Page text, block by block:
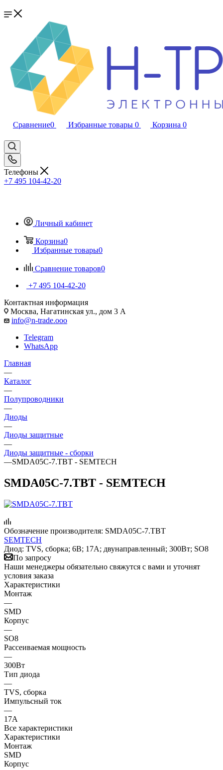
Сравнение0 Избранные товары 0 Корзина 0
Телефоны
+7 495 104-42-20
Личный кабинет
Корзина0
Избранные товары0
Сравнение товаров0
+7 495 104-42-20
Контактная информация
Москва, Нагатинская ул., дом 3 А
info@n-trade.ooo
Telegram
WhatsApp
Главная
—
Каталог
—
Полупроводники
—
Диоды
—
Диоды защитные
—
Диоды защитные - сборки
—SMDA05C-7.TBT - SEMTECH
SMDA05C-7.TBT - SEMTECH
Обозначение производителя: SMDA05C-7.TBT
SEMTECH
Диод: TVS, сборка; 6В; 17А; двунаправленный; 300Вт; SO8
По запросу
Наши менеджеры обязательно свяжутся с вами и уточнят
условия заказа
Характеристики
Монтаж
—
SMD
Корпус
—
SO8
Рассеиваемая мощность
—
300Вт
Тип диода
—
TVS, сборка
Импульсный ток
—
17А
Все характеристики
Характеристики
Монтаж
SMD
Корпус